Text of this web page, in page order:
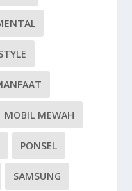
MOBIL MEWAH
PONSEL
SAMSUNG